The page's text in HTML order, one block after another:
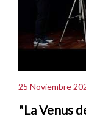
25 Noviembre
"La Venus